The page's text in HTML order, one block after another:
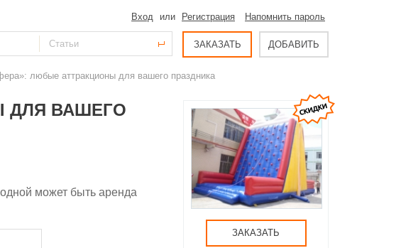
Вход или Регистрация Напомнить пароль
ЗАКАЗАТЬ ДОБАВИТЬ
любые аттракционы для вашего праздника
ДЛЯ ВАШЕГО
может быть аренда
ЗАКАЗАТЬ